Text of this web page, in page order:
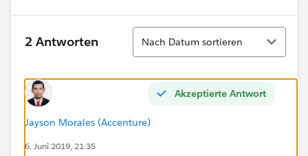
2 Antworten
Sortieren
Nach Datum sortieren
Akzeptierte Antwort
Jayson Morales (Accenture)
6. Juni 2019, 21:35